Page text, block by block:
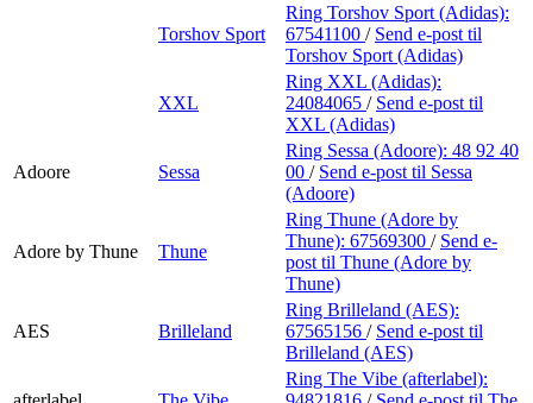
Torshov Sport
Ring Torshov Sport (Adidas):
67541100 / Send e-post til
Torshov Sport (Adidas)
XXL
Ring XXL (Adidas):
24084065 / Send e-post til
XXL (Adidas)
Adoore Sessa
Ring Sessa (Adoore): 48 92 40
00 / Send e-post til Sessa
(Adoore)
Adore by Thune Thune
Ring Thune (Adore by
Thune): 67569300 / Send e-
post til Thune (Adore by
Thune)
AES Brilleland
Ring Brilleland (AES):
67565156 / Send e-post til
Brilleland (AES)
Ring The Vibe (afterlabel):